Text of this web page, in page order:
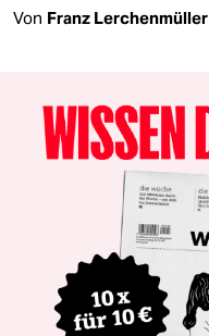
Von Franz Lerchenmüller